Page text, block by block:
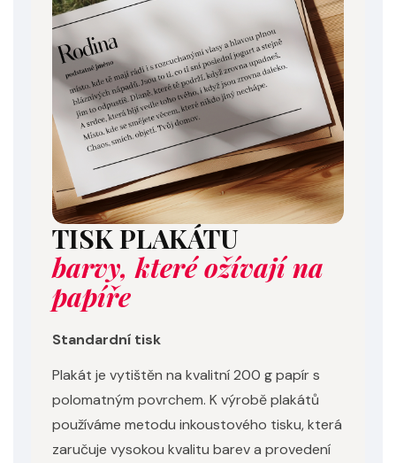
TISK PLAKÁTU
barvy, které ožívají na
papíře
Standardní tisk
Plakát je vytištěn na kvalitní 200 g papír s
polomatným povrchem. K výrobě plakátů
používáme metodu inkoustového tisku, která
zaručuje vysokou kvalitu barev a provedení